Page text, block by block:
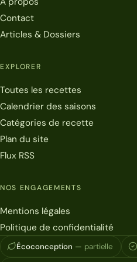
Contact
Articles & Dossiers
EXPLORER
Toutes les recettes
Calendrier des saisons
Catégories de recette
Plan du site
Flux RSS
NOS ENGAGEMENTS
Mentions légales
Politique de confidentialité
Écoconception — partielle